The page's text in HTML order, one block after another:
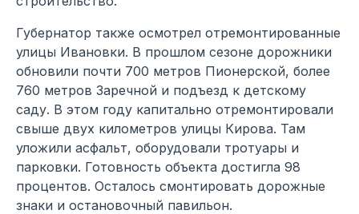
Губернатор также осмотрел отремонтированные
улицы Ивановки. В прошлом сезоне дорожники
обновили почти 700 метров Пионерской, более
760 метров Заречной и подъезд к детскому
саду. В этом году капитально отремонтировали
свыше двух километров улицы Кирова. Там
уложили асфальт, оборудовали тротуары и
парковки. Готовность объекта достигла 98
процентов. Осталось смонтировать дорожные
знаки и остановочный павильон.